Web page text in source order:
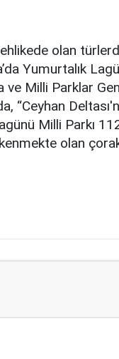
olan
Yumurtalık
ve Milli Parklar
“Ceyhan
Milli Parkı
olan